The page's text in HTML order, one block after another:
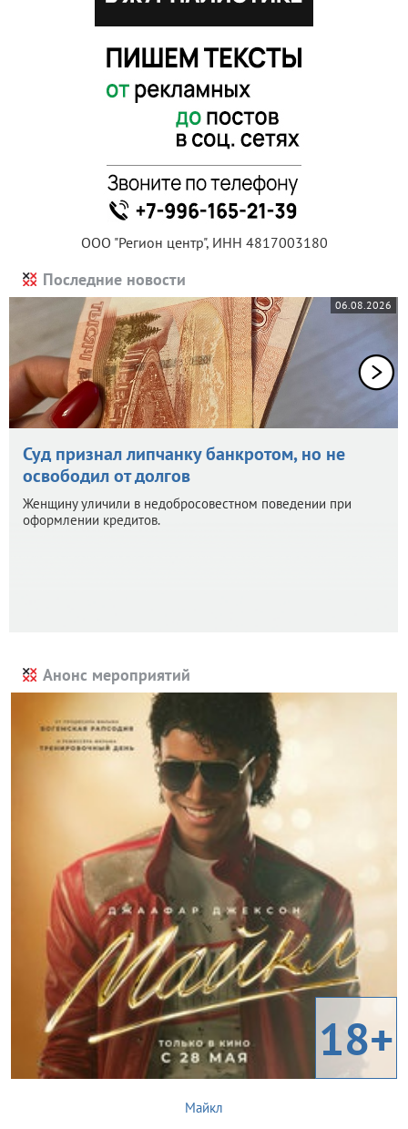
ООО "Регион центр", ИНН 4817003180
Последние новости
06.08.2026
Суд признал липчанку банкротом, но не
освободил от долгов
Женщину уличили в недобросовестном поведении при
оформлении кредитов.
Анонс мероприятий
18+
Майкл